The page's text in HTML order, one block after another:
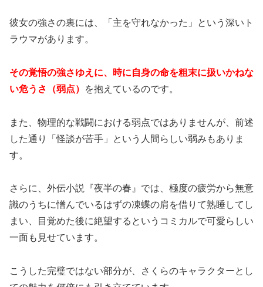
彼女の強さの裏には、「主を守れなかった」という深いト
ラウマがあります。
その覚悟の強さゆえに、時に自身の命を粗末に扱いかねな
い危うさ（弱点）
を抱えているのです。
また、物理的な戦闘における弱点ではありませんが、前述
した通り「怪談が苦手」という人間らしい弱みもありま
す。
さらに、外伝小説『夜半の春』では、極度の疲労から無意
識のうちに憎んでいるはずの凍蝶の肩を借りて熟睡してし
まい、目覚めた後に絶望するというコミカルで可愛らしい
一面も見せています。
こうした完璧ではない部分が、さくらのキャラクターとし